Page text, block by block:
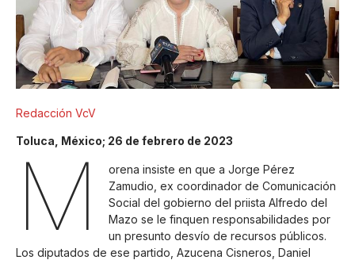
Redacción VcV
Toluca, México; 26 de febrero de 2023
M
orena insiste en que a Jorge Pérez
Zamudio, ex coordinador de Comunicación
Social del gobierno del priista Alfredo del
Mazo se le finquen responsabilidades por
un presunto desvío de recursos públicos.
Los diputados de ese partido, Azucena Cisneros, Daniel